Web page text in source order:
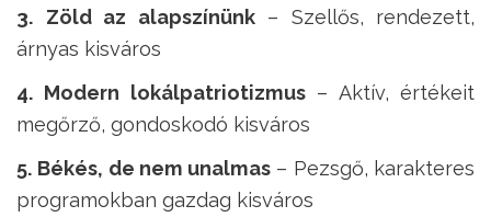
3. Zöld az alapszínünk– Szellős, rendezett,
árnyas kisváros
4. Modern lokálpatriotizmus– Aktív, értékeit
megőrző, gondoskodó kisváros
5. Békés, de nem unalmas – Pezsgő, karakteres
programokban gazdag kisváros